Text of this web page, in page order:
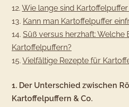
12. Wie lange sind
13. Kann man Kartoffelpuffer
14. Süß versus herzhaft: Welche
Kartoffelpuffern?
15. Vielfältige Rezepte für
1. Der Unterschied zwischen
Kartoffelpuffern & Co.